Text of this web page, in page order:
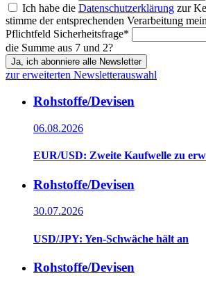
Ich habe die Datenschutzerklärung zur
stimme der entsprechenden Verarbeitung
Pflichtfeld Sicherheitsfrage*
die Summe aus 7 und 2?
Ja, ich abonniere alle Newsletter
zur erweiterten Newsletterauswahl
Rohstoffe/Devisen
06.08.2026
EUR/USD: Zweite Kaufwelle zu
Rohstoffe/Devisen
30.07.2026
USD/JPY: Yen-Schwäche hält an
Rohstoffe/Devisen